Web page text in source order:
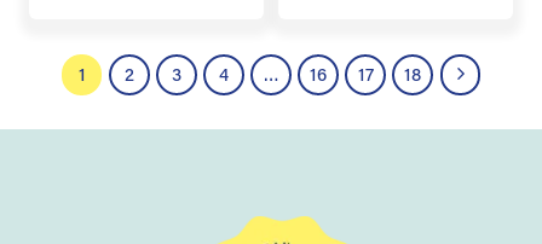
1 2 3 4 … 16 17 18